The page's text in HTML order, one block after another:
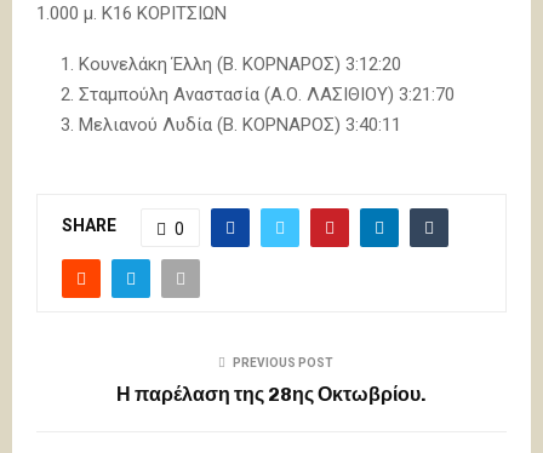
1.000 μ. Κ16 ΚΟΡΙΤΣΙΩΝ
Κουνελάκη Έλλη (Β. ΚΟΡΝΑΡΟΣ) 3:12:20
Σταμπούλη Αναστασία (Α.Ο. ΛΑΣΙΘΙΟΥ) 3:21:70
Μελιανού Λυδία (Β. ΚΟΡΝΑΡΟΣ) 3:40:11
SHARE 0
PREVIOUS POST
Η παρέλαση της 28ης Οκτωβρίου.